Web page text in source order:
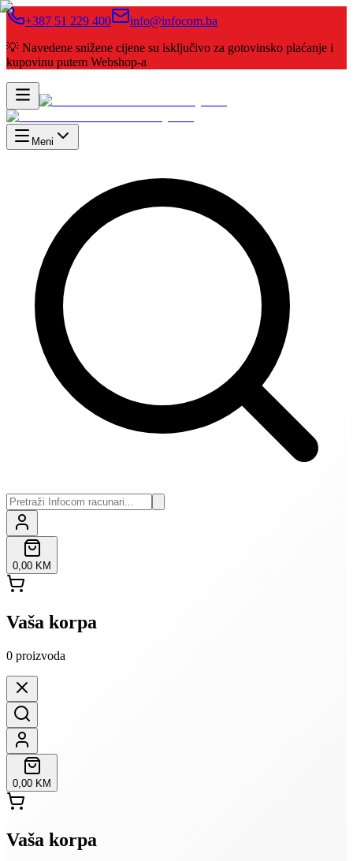
+387 51 229 400
info@infocom.ba
💡 Navedene snižene cijene su isključivo za gotovinsko plaćanje i
kupovinu putem Webshop-a
Meni
0,00 KM
Vaša korpa
0 proizvoda
0,00 KM
Vaša korpa